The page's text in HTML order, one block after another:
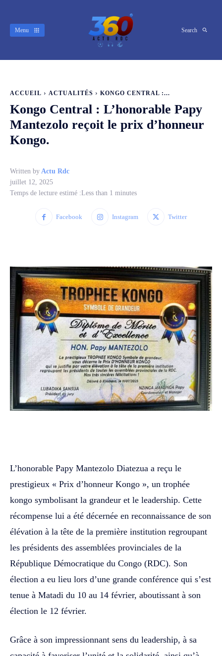
Menu Search
ACCUEIL ACTUALITÉS KONGO CENTRAL :...
Kongo Central : L’honorable Papy
Mantezolo reçoit le prix d’honneur
Kongo.
Written by Actu Rdc
juillet 12, 2025
Temps de lecture estimé :Less than 1 minutes
Facebook Instagram Twitter
L’honorable Papy Mantezolo Diatezua a reçu le
prestigieux « Prix d’honneur Kongo », un trophée
kongo symbolisant la grandeur et le leadership. Cette
récompense lui a été décernée en reconnaissance de son
élévation à la tête de la première institution regroupant
les présidents des assemblées provinciales de la
République Démocratique du Congo (RDC). Son
élection a eu lieu lors d’une grande conférence qui s’est
tenue à Matadi du 10 au 14 février, aboutissant à son
élection le 12 février.
Grâce à son impressionnant sens du leadership, à sa